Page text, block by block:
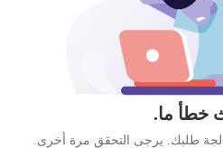
خطأ ما.
طلبك. يرجى التحقق مرة أخرى.